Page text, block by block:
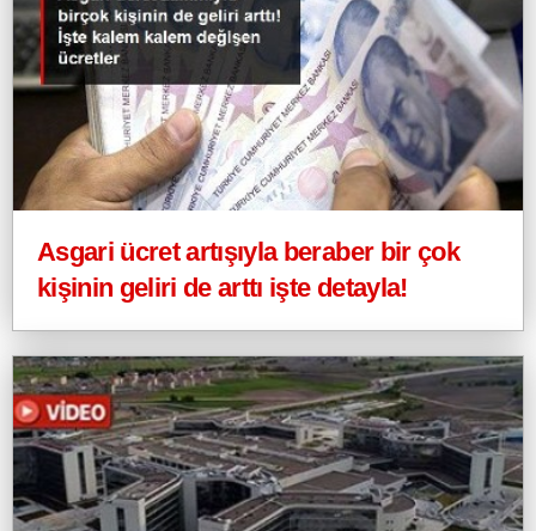
Asgari ücret artışıyla beraber bir çok
kişinin geliri de arttı işte detayla!